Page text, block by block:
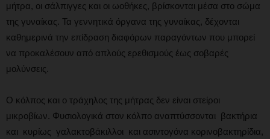
μήτρα, οι σάλπιγγες και οι ωοθήκες, βρίσκονται μέσα στο σώμα
της γυναίκας. Τα γεννητικά όργανα της γυναίκας, δέχονται
καθημερινά την επίδραση διαφόρων παραγόντων που μπορεί
να προκαλέσουν από απλούς ερεθισμούς έως σοβαρές
μολύνσεις.
Ο κόλπος και ο τράχηλος της μήτρας δεν είναι στείροι
μικροβίων. Φυσιολογικά στον κόλπο αναπτύσσονται βακτήρια
και κυρίως γαλακτοβάκιλλοι και ασιντογόνα κορινοβακτηρίδια,